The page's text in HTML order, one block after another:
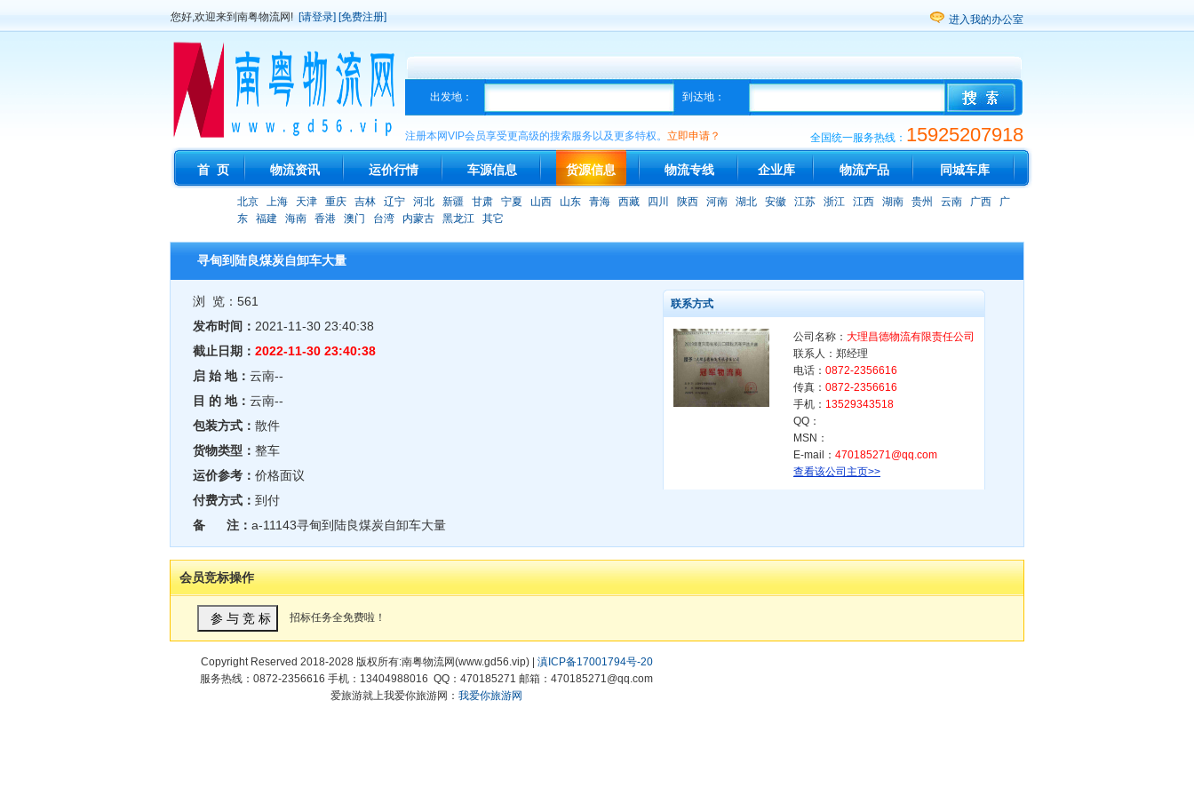
您好,欢迎来到南粤物流网! [请登录] [免费注册] 进入我的办公室
出发地： 到达地：
注册本网VIP会员享受更高级的搜索服务以及更多特权。 立即申请？ 全国统一服务热线： 15925207918
首 页 物流资讯 运价行情 车源信息 货源信息 物流专线 企业库 物流产品 同城车库
北京 上海 天津 重庆 吉林 辽宁 河北 新疆 甘肃 宁夏 山西 山东 青海 西藏 四川 陕西 河南 湖北 安徽 江苏 浙江 江西 湖南 贵州 云南 广西
广
东
福建 海南 香港 澳门 台湾 内蒙古 黑龙江 其它
寻甸到陆良煤炭自卸车大量
浏 览：561
发布时间： 2021-11-30 23:40:38
截止日期： 2022-11-30 23:40:38
启 始 地： 云南--
目 的 地： 云南--
包装方式： 散件
货物类型： 整车
运价参考： 价格面议
付费方式： 到付
备 注： a-11143寻甸到陆良煤炭自卸车大量
联系方式
公司名称： 大理昌德物流有限责任公司
联系人：郑经理
电话： 0872-2356616
传真： 0872-2356616
手机： 13529343518
QQ：
MSN：
E-mail： 470185271@qq.com
查看该公司主页>>
会员竞标操作
招标任务全免费啦！
Copyright Reserved 2018-2028 版权所有:南粤物流网(www.gd56.vip) | 滇ICP备17001794号-20
服务热线：0872-2356616 手机：13404988016 QQ：470185271 邮箱：470185271@qq.com
爱旅游就上我爱你旅游网： 我爱你旅游网